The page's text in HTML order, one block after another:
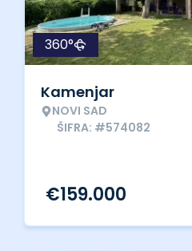
360°
Kamenjar
NOVI SAD
ŠIFRA: #574082
€159.000